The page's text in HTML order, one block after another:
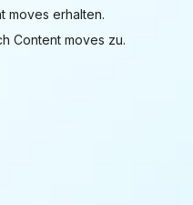
moves erhalten.
Content moves zu.